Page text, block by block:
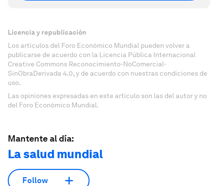
Licencia y republicación
Los artículos del Foro Económico Mundial pueden volver a
publicarse de acuerdo con la Licencia Pública Internacional
Creative Commons Reconocimiento-NoComercial-
SinObraDerivada 4.0, y de acuerdo con nuestras condiciones de
uso.
Las opiniones expresadas en este artículo son las del autor y no
del Foro Económico Mundial.
Mantente al día:
La salud mundial
Follow